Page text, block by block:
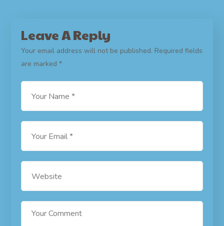
Leave A Reply
Your email address will not be published. Required fields
are marked*